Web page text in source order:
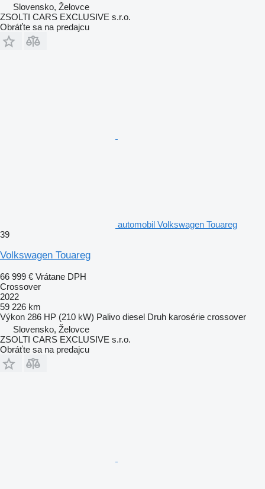
Slovensko, Želovce
ZSOLTI CARS EXCLUSIVE s.r.o.
Obráťte sa na predajcu
automobil Volkswagen Touareg
39
Volkswagen Touareg
66 999 € Vrátane DPH
Crossover
2022
59 226 km
Výkon 286 HP (210 kW) Palivo diesel Druh karosérie crossover
Slovensko, Želovce
ZSOLTI CARS EXCLUSIVE s.r.o.
Obráťte sa na predajcu